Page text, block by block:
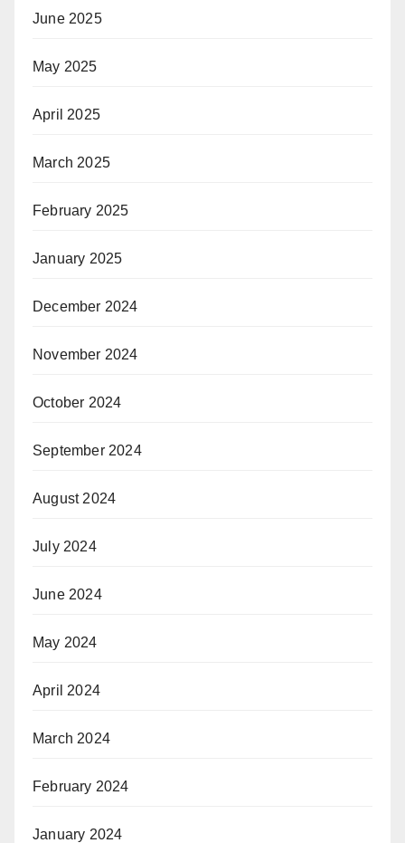
June 2025
May 2025
April 2025
March 2025
February 2025
January 2025
December 2024
November 2024
October 2024
September 2024
August 2024
July 2024
June 2024
May 2024
April 2024
March 2024
February 2024
January 2024